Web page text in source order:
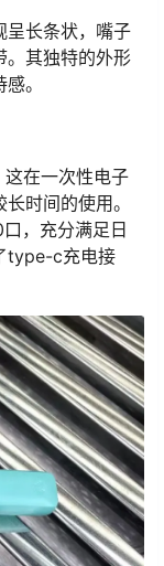
呈长条状，嘴子
。其独特的外形
。
在一次性电子
时间的使用。
，充分满足日
type-c充电接